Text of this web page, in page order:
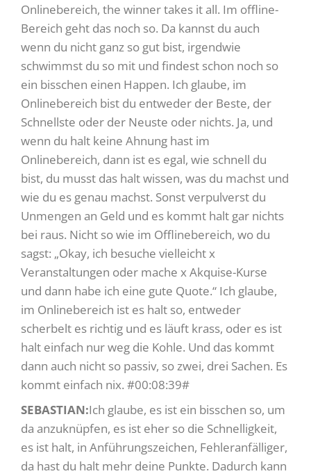
Onlinebereich, the winner takes it all. Im offline-
Bereich geht das noch so. Da kannst du auch
wenn du nicht ganz so gut bist, irgendwie
schwimmst du so mit und findest schon noch so
ein bisschen einen Happen. Ich glaube, im
Onlinebereich bist du entweder der Beste, der
Schnellste oder der Neuste oder nichts. Ja, und
wenn du halt keine Ahnung hast im
Onlinebereich, dann ist es egal, wie schnell du
bist, du musst das halt wissen, was du machst und
wie du es genau machst. Sonst verpulverst du
Unmengen an Geld und es kommt halt gar nichts
bei raus. Nicht so wie im Offlinebereich, wo du
sagst: „Okay, ich besuche vielleicht x
Veranstaltungen oder mache x Akquise-Kurse
und dann habe ich eine gute Quote.“ Ich glaube,
im Onlinebereich ist es halt so, entweder
scherbelt es richtig und es läuft krass, oder es ist
halt einfach nur weg die Kohle. Und das kommt
dann auch nicht so passiv, so zwei, drei Sachen. Es
kommt einfach nix. #00:08:39#
SEBASTIAN:Ich glaube, es ist ein bisschen so, um
da anzuknüpfen, es ist eher so die Schnelligkeit,
es ist halt, in Anführungszeichen, Fehleranfälliger,
da hast du halt mehr deine Punkte. Dadurch kann